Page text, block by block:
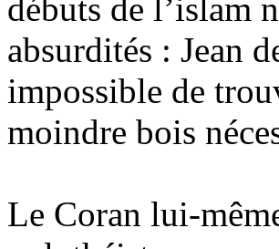
débuts de l’islam
absurdités : Jean
impossible de
moindre bois
Le Coran lui-